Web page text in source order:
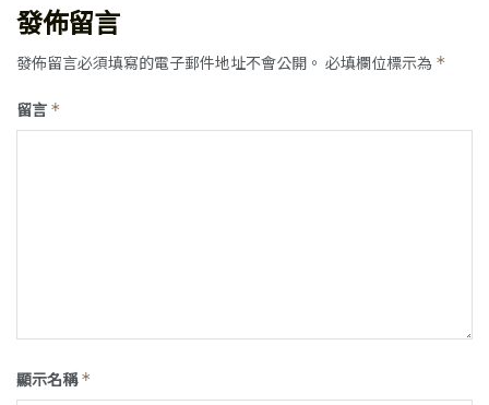
發佈留言
發佈留言必須填寫的電子郵件地址不會公開。 必填欄位標示為 *
留言 *
顯示名稱*